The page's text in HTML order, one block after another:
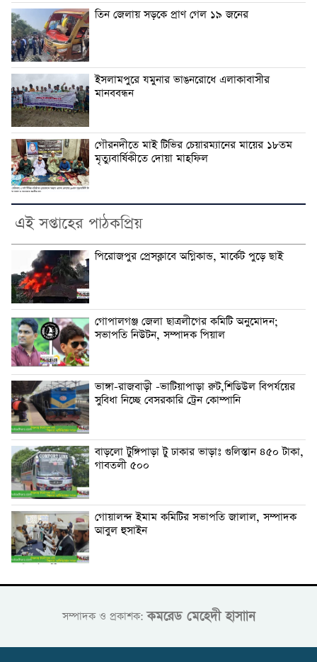
তিন জেলায় সড়কে প্রাণ গেল ১৯ জনের
ইসলামপুরে যমুনার ভাঙনরোধে এলাকাবাসীর
মানববন্ধন
গৌরনদীতে মাই টিভির চেয়ারম্যানের মায়ের ১৮তম
মৃত্যুবার্ষিকীতে দোয়া মাহফিল
এই সপ্তাহের পাঠকপ্রিয়
পিরোজপুর প্রেসক্লাবে অগ্নিকান্ড, মার্কেট পুড়ে ছাই
গোপালগঞ্জ জেলা ছাত্রলীগের কমিটি অনুমোদন;
সভাপতি নিউটন, সম্পাদক পিয়াল
ভাঙ্গা-রাজবাড়ী -ভাটিয়াপাড়া রুট,শিডিউল বিপর্যয়ের
সুবিধা নিচ্ছে বেসরকারি ট্রেন কোম্পানি
বাড়লো টুঙ্গিপাড়া টু ঢাকার ভাড়াঃ গুলিস্তান ৪৫০ টাকা,
গাবতলী ৫০০
গোয়ালন্দ ইমাম কমিটির সভাপতি জালাল, সম্পাদক
আবুল হুসাইন
সম্পাদক ও প্রকাশক:কমরেড মেহেদী হাসাান